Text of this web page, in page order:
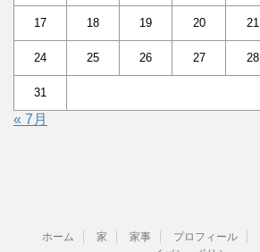
17 18 19 20 21
24 25 26 27 28
31
« 7月
ホーム 家 家事 プロフィール